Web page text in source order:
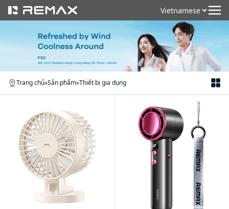
Trang chủ»Sản phẩm»Thiết bị gia dụng